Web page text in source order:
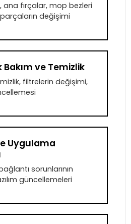
ana fırçalar, mop bezleri
değişimi
Bakım ve Temizlik
filtrelerin değişimi,
Uygulama
sorunlarının
güncellemeleri